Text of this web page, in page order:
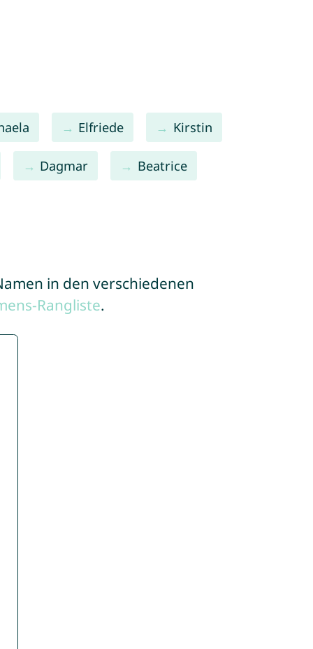
Elfriede Kirstin
Dagmar Beatrice
in den verschiedenen
Rangliste.